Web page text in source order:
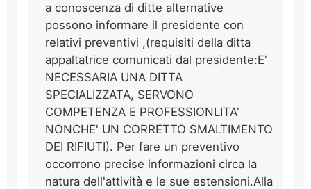
a conoscenza di ditte alternative
possono informare il presidente con
relativi preventivi ,(requisiti della ditta
appaltatrice comunicati dal presidente:E'
NECESSARIA UNA DITTA
SPECIALIZZATA, SERVONO
COMPETENZA E PROFESSIONLITA'
NONCHE' UN CORRETTO SMALTIMENTO
DEI RIFIUTI). Per fare un preventivo
occorrono precise informazioni circa la
natura dell'attività e le sue estensioni.Alla